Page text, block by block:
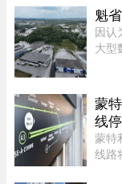
保心
事项
魁
因认
大型
估并
蒙
线
蒙特
线路